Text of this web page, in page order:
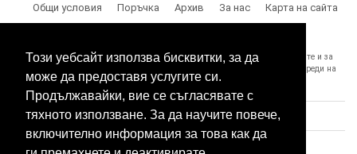
Този уебсайт използва бисквитки, за да
може да предоставя услугите си.
Продължавайки, вие се съгласявате с
тяхното използване. За да научите повече,
включително информация за това как да
Общи условия Поръчка Архив За нас Карта на сайта
SPY.BG Ви напомня, че носите отговорност за използването на продуктите и за
спазване на законите, както и за злоумишлени и незаконни действия, вреди на
трети лица и др.